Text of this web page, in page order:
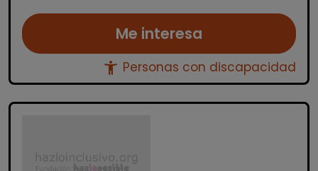
Me interesa
accessibility_new Personas con discapacidad